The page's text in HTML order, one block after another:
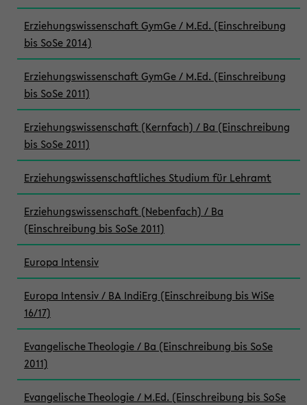
Erziehungswissenschaft GymGe / M.Ed. (Einschreibung
bis SoSe 2014)
Erziehungswissenschaft GymGe / M.Ed. (Einschreibung
bis SoSe 2011)
Erziehungswissenschaft (Kernfach) / Ba (Einschreibung
bis SoSe 2011)
Erziehungswissenschaftliches Studium für Lehramt
Erziehungswissenschaft (Nebenfach) / Ba
(Einschreibung bis SoSe 2011)
Europa Intensiv
Europa Intensiv / BA IndiErg (Einschreibung bis WiSe
16/17)
Evangelische Theologie / Ba (Einschreibung bis SoSe
2011)
Evangelische Theologie / M.Ed. (Einschreibung bis SoSe